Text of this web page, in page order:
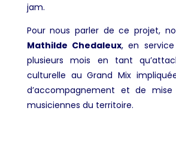
jam.
Pour nous parler de ce projet,
Mathilde Chedaleux, en
plusieurs mois en tant
culturelle au Grand Mix
d’accompagnement et de
musiciennes du territoire.